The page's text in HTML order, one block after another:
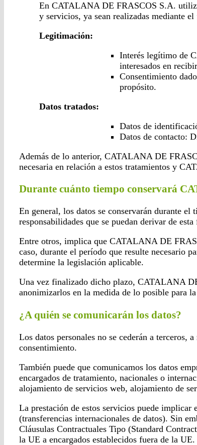
En CATALANA DE FRASCOS S.A.
y servicios, ya sean realizadas mediante
Legitimación:
Interés legítimo de
interesados en
Consentimiento
propósito.
Datos tratados:
Datos de
Datos de contacto:
Además de lo anterior, CATALANA DE
necesaria en relación a estos tratamientos y
Durante cuánto tiempo conservará
En general, los datos se conservarán durante
responsabilidades que se puedan derivar de
Entre otros, implica que CATALANA DE
caso, durante el período que resulte necesario
determine la legislación aplicable.
Una vez finalizado dicho plazo, CATALANA
anonimizarlos en la medida de lo posible para
¿A quién se comunicarán los datos?
Los datos personales no se cederán a terceros,
consentimiento.
También puede que comunicamos los datos
encargados de tratamiento, nacionales o
alojamiento de servicios web, alojamiento de
La prestación de estos servicios puede implicar
(transferencias internacionales de datos). Sin
Cláusulas Contractuales Tipo (Standard
la UE a encargados establecidos fuera de la UE.